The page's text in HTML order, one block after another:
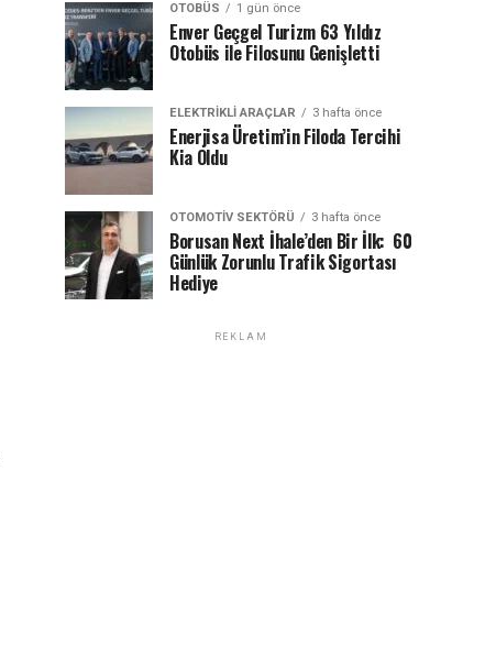
OTOBÜS 1 gün önce
Enver Geçgel Turizm 63 Yıldız
Otobüs ile Filosunu Genişletti
ELEKTRIKLI ARAÇLAR 3 hafta önce
Enerjisa Üretim’in Filoda Tercihi
Kia Oldu
OTOMOTIV SEKTÖRÜ 3 hafta önce
Borusan Next İhale’den Bir İlk: 60
Günlük Zorunlu Trafik Sigortası
Hediye
REKLAM